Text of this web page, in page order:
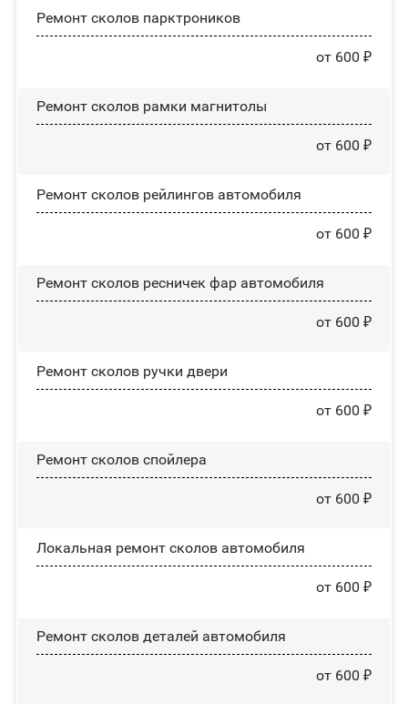
Ремонт сколов парктроников
от 600 ₽
Ремонт сколов рамки магнитолы
от 600 ₽
Ремонт сколов рейлингов автомобиля
от 600 ₽
Ремонт сколов ресничек фар автомобиля
от 600 ₽
Ремонт сколов ручки двери
от 600 ₽
Ремонт сколов спойлера
от 600 ₽
Локальная ремонт сколов автомобиля
от 600 ₽
Ремонт сколов деталей автомобиля
от 600 ₽